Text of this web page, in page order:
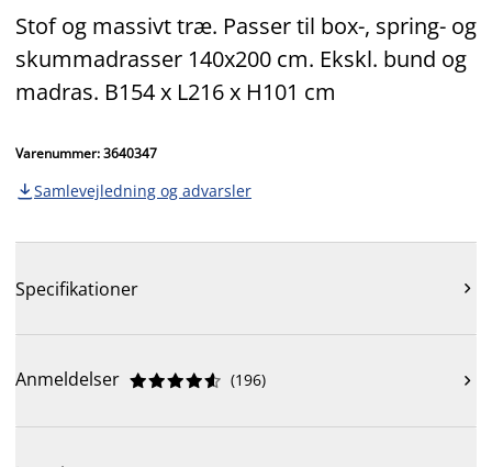
Stof og massivt træ. Passer til box-, spring- og
skummadrasser 140x200 cm. Ekskl. bund og
madras. B154 x L216 x H101 cm
Varenummer: 3640347
 Samlevejledning og advarsler
Specifikationer 
Anmeldelser 




 (196) 